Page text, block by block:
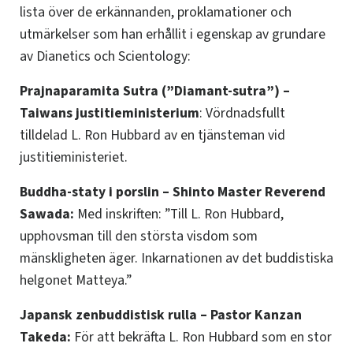
lista över de erkännanden, proklamationer och
utmärkelser som han erhållit i egenskap av grundare
av Dianetics och Scientology:
Prajnaparamita Sutra (”Diamant-sutra”) –
Taiwans justitieministerium: Vördnadsfullt
tilldelad L. Ron Hubbard av en tjänsteman vid
justitieministeriet.
Buddha-staty i porslin – Shinto Master Reverend
Sawada: Med inskriften: ”Till L. Ron Hubbard,
upphovsman till den största visdom som
mänskligheten äger. Inkarnationen av det buddistiska
helgonet Matteya.”
Japansk zenbuddistisk rulla – Pastor Kanzan
Takeda: För att bekräfta L. Ron Hubbard som en stor